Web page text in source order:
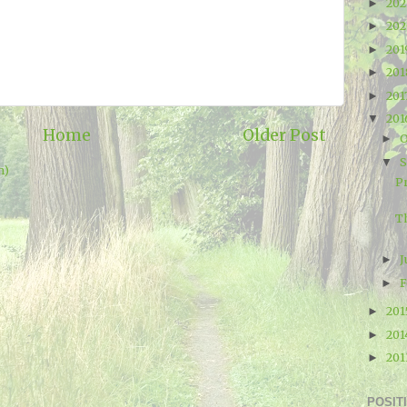
Older Post
Home
►
►
►
►
►
▼
►
▼
►
►
►
►
►